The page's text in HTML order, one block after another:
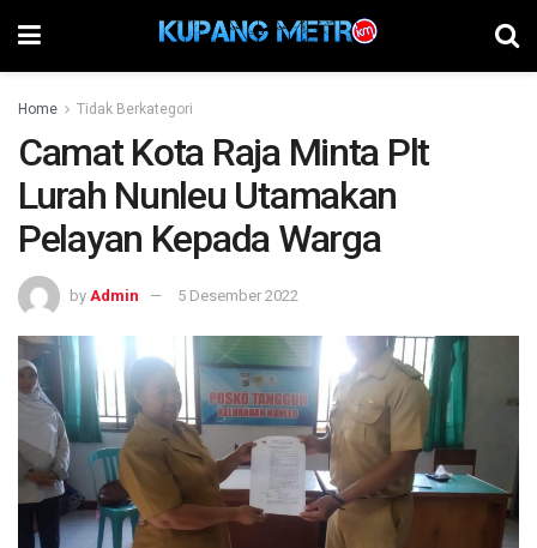
Home Tidak Berkategori
Camat Kota Raja Minta Plt
Lurah Nunleu Utamakan
Pelayan Kepada Warga
by Admin 5 Desember 2022